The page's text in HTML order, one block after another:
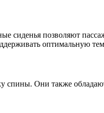
сиденья позволяют
оптимальную
Они также